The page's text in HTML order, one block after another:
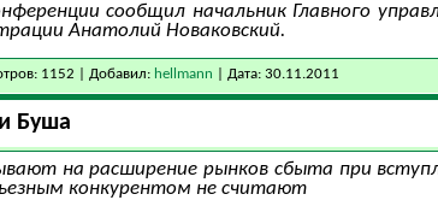
сообщил начальник Главного
Анатолий Новаковский.
1152 | Добавил: hellmann | Дата: 30.11.2011
Буша
на расширение рынков сбыта при
конкурентом не считают